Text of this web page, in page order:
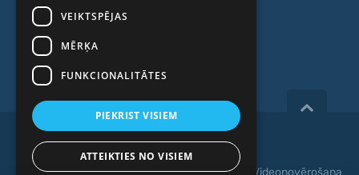
Kontakti
Raksti
Copyright 2026, iVF Riga.
VEIKTSPĒJAS
MĒRĶA
FUNKCIONALITĀTES
PIEKRIST VISIEM
ATTEIKTIES NO VISIEM